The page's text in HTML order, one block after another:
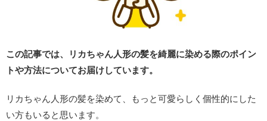
この記事では、リカちゃん人形の髪を綺麗に染める際のポイン
トや方法についてお届けしています。
リカちゃん人形の髪を染めて、もっと可愛らしく個性的にした
い方もいると思います。